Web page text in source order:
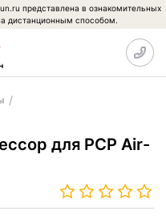
представлена в ознакомительных
дистанционным способом.
для PCP Air-